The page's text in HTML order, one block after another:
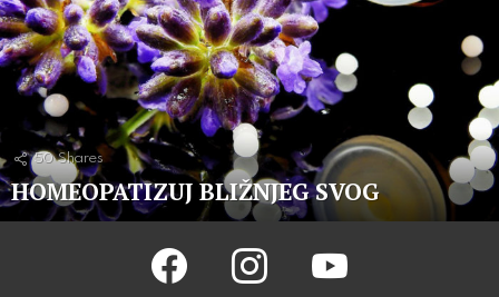
50 Shares
HOMEOPATIZUJ BLIŽNJEG SVOG
facebook instagram youtube